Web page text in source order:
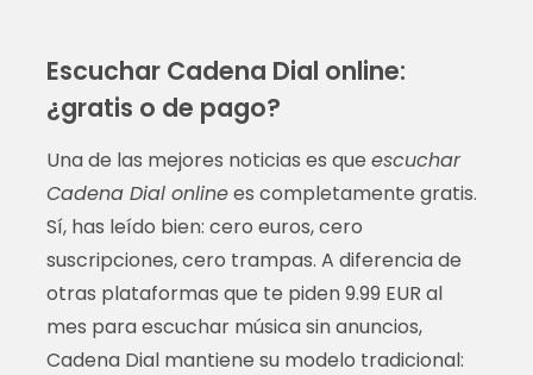
Escuchar Cadena Dial online:
¿gratis o de pago?
Una de las mejores noticias es que escuchar
Cadena Dial onlinees completamente gratis.
Sí, has leído bien: cero euros, cero
suscripciones, cero trampas. A diferencia de
otras plataformas que te piden 9.99 EUR al
mes para escuchar música sin anuncios,
Cadena Dial mantiene su modelo tradicional: